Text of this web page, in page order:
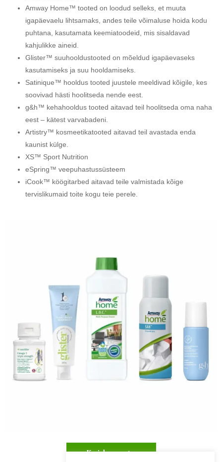
Amway Home™ tooted on loodud selleks, et muuta
igapäevaelu lihtsamaks, andes teile võimaluse hoida kodu
puhtana, kasutamata keemiatoodeid, mis sisaldavad
kahjulikke aineid.
Glister™ suuhooldustooted on mõeldud igapäevaseks
kasutamiseks ja suu hooldamiseks.
Satinique™ hooldus tooted juustele meeldivad kõigile, kes
soovivad hästi hoolitseda nende eest.
g&h™ kehahooldus tooted aitavad teil hoolitseda oma naha
eest – kätest varvabadeni.
Artistry™ kosmeetikatooted aitavad teil avastada enda
kaunist külge.
XS™ Sport Nutrition
eSpring™ veepuhastussüsteem
iCook™ köögitarbed aitavad teile valmistada kõige
tervislikumaid toite kogu teie perele.
Kuidas osta